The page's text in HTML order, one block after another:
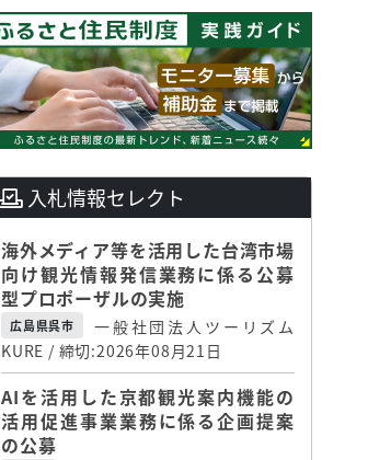
入札情報セレクト
海外メディア等を活用した台湾市場
向け観光情報発信業務に係る公募
型プロポーザルの実施
広島県呉市
一般社団法人ツーリズム
KURE / 締切:2026年08月21日
AIを活用した京都観光案内機能の
活用促進事業業務に係る企画提案
の公募